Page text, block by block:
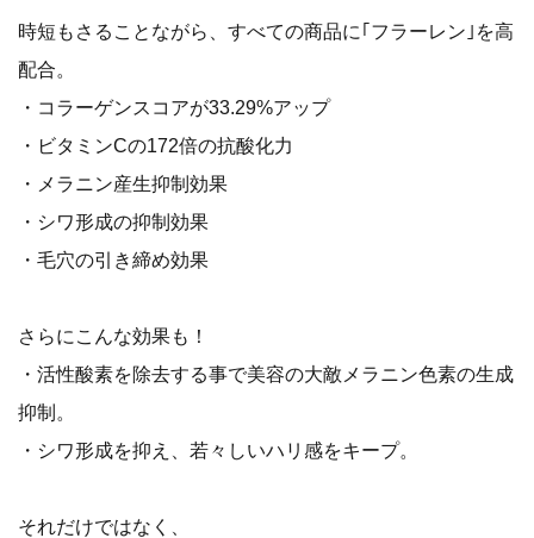
時短もさることながら、すべての商品に｢フラーレン｣を高
配合。
・コラーゲンスコアが33.29%アップ
・ビタミンCの172倍の抗酸化力
・メラニン産生抑制効果
・シワ形成の抑制効果
・毛穴の引き締め効果
さらにこんな効果も！
・活性酸素を除去する事で美容の大敵メラニン色素の生成
抑制。
・シワ形成を抑え、若々しいハリ感をキープ。
それだけではなく、